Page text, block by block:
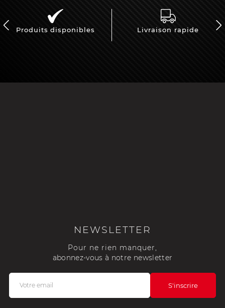
Produits disponibles Livraison rapide
NEWSLETTER
Pour ne rien manquer,
abonnez-vous à notre newsletter